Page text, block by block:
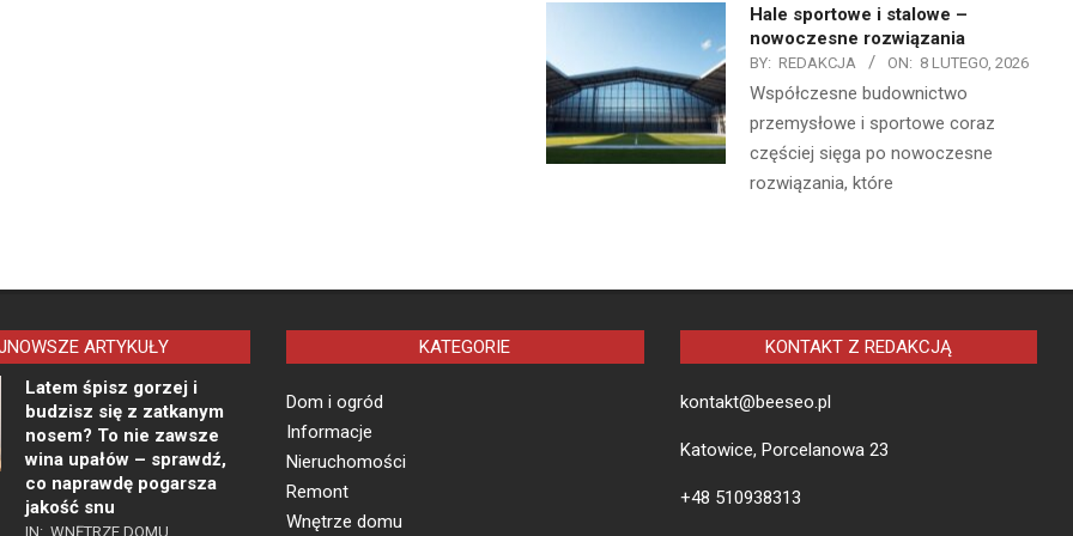
Hale sportowe i stalowe –
nowoczesne rozwiązania
BY: REDAKCJA ON: 8 LUTEGO, 2026
Współczesne budownictwo
przemysłowe i sportowe coraz
częściej sięga po nowoczesne
rozwiązania, które
ARTYKUŁY
Latem śpisz gorzej i
budzisz się z zatkanym
nosem? To nie zawsze
wina upałów – sprawdź,
co naprawdę pogarsza
jakość snu
IN: WNĘTRZE DOMU
KATEGORIE
Dom i ogród
Informacje
Nieruchomości
Remont
Wnętrze domu
KONTAKT Z REDAKCJĄ
kontakt@beeseo.pl
Katowice, Porcelanowa 23
+48 510938313